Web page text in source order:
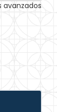
avanzados